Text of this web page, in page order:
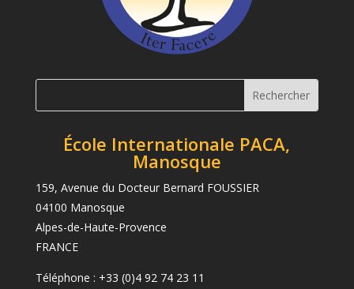
École Internationale PACA,
Manosque
159, Avenue du Docteur Bernard FOUSSIER
04100 Manosque
Alpes-de-Haute-Provence
FRANCE
Téléphone : +33 (0)4 92 74 23 11